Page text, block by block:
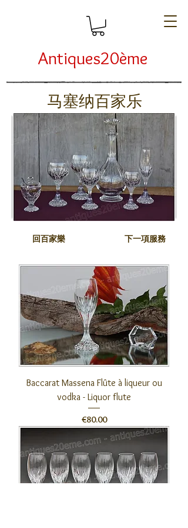
Antiques20ème
马塞纳百家乐
回百家樂 下一項服務
Baccarat Massena Flûte à liqueur ou
vodka - Liquor flute
價格
€80.00